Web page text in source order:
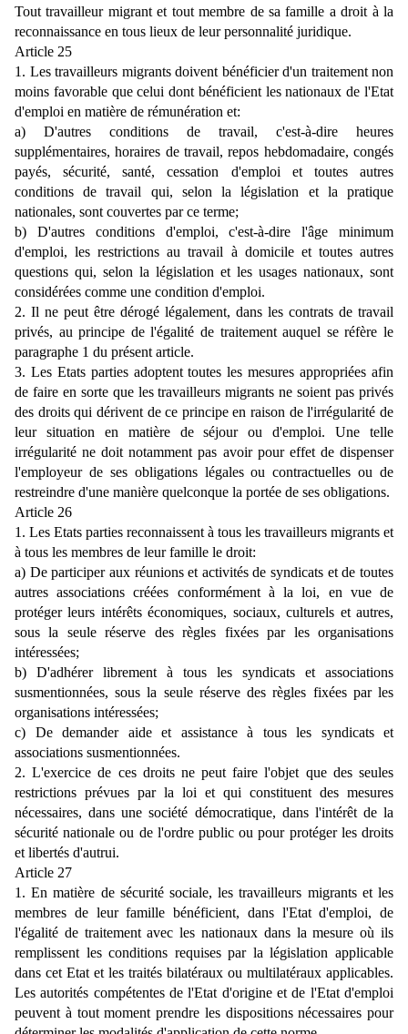
Tout travailleur migrant et tout membre de sa famille a droit à la
reconnaissance en tous lieux de leur personnalité juridique.
Article 25
1. Les travailleurs migrants doivent bénéficier d'un traitement non
moins favorable que celui dont bénéficient les nationaux de l'Etat
d'emploi en matière de rémunération et:
a) D'autres conditions de travail, c'est-à-dire heures
supplémentaires, horaires de travail, repos hebdomadaire, congés
payés, sécurité, santé, cessation d'emploi et toutes autres
conditions de travail qui, selon la législation et la pratique
nationales, sont couvertes par ce terme;
b) D'autres conditions d'emploi, c'est-à-dire l'âge minimum
d'emploi, les restrictions au travail à domicile et toutes autres
questions qui, selon la législation et les usages nationaux, sont
considérées comme une condition d'emploi.
2. Il ne peut être dérogé légalement, dans les contrats de travail
privés, au principe de l'égalité de traitement auquel se réfère le
paragraphe 1 du présent article.
3. Les Etats parties adoptent toutes les mesures appropriées afin
de faire en sorte que les travailleurs migrants ne soient pas privés
des droits qui dérivent de ce principe en raison de l'irrégularité de
leur situation en matière de séjour ou d'emploi. Une telle
irrégularité ne doit notamment pas avoir pour effet de dispenser
l'employeur de ses obligations légales ou contractuelles ou de
restreindre d'une manière quelconque la portée de ses obligations.
Article 26
1. Les Etats parties reconnaissent à tous les travailleurs migrants et
à tous les membres de leur famille le droit:
a) De participer aux réunions et activités de syndicats et de toutes
autres associations créées conformément à la loi, en vue de
protéger leurs intérêts économiques, sociaux, culturels et autres,
sous la seule réserve des règles fixées par les organisations
intéressées;
b) D'adhérer librement à tous les syndicats et associations
susmentionnées, sous la seule réserve des règles fixées par les
organisations intéressées;
c) De demander aide et assistance à tous les syndicats et
associations susmentionnées.
2. L'exercice de ces droits ne peut faire l'objet que des seules
restrictions prévues par la loi et qui constituent des mesures
nécessaires, dans une société démocratique, dans l'intérêt de la
sécurité nationale ou de l'ordre public ou pour protéger les droits
et libertés d'autrui.
Article 27
1. En matière de sécurité sociale, les travailleurs migrants et les
membres de leur famille bénéficient, dans l'Etat d'emploi, de
l'égalité de traitement avec les nationaux dans la mesure où ils
remplissent les conditions requises par la législation applicable
dans cet Etat et les traités bilatéraux ou multilatéraux applicables.
Les autorités compétentes de l'Etat d'origine et de l'Etat d'emploi
peuvent à tout moment prendre les dispositions nécessaires pour